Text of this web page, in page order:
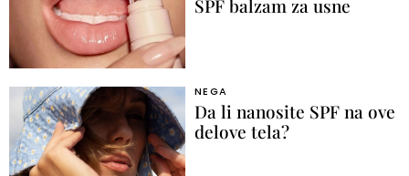
SPF balzam za usne
NEGA
Da li nanosite SPF na ove
delove tela?